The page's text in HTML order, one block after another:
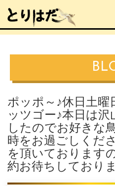
ポッポ～♪休日土曜
ッツゴー♪本日は沢
したのでお好きな
時をお過ごしくだ
を頂いております
約お待ちしており